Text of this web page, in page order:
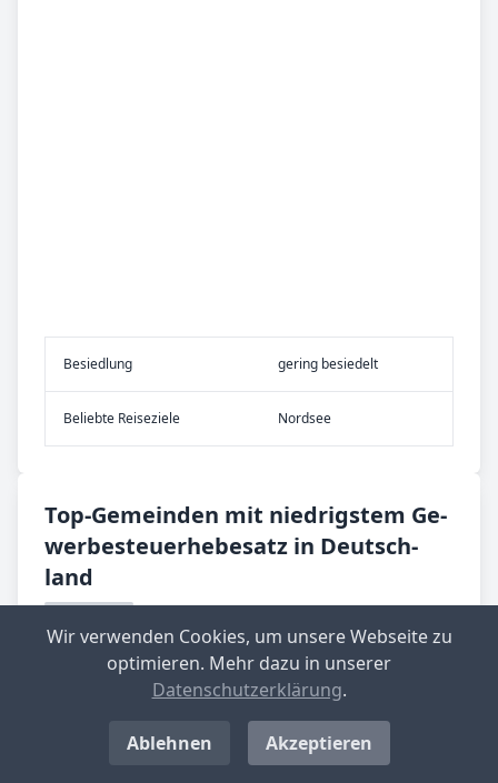
Be­sied­lung gering besiedelt
Be­lieb­te Rei­se­zie­le Nordsee
Top-­Ge­mein­den mit nied­rig­stem Ge­
wer­be­steu­er­he­be­satz in Deutsch­
land
Langenwolschendorf
Aktueller Hebesatz: 200 %
Standort-Informationen aufrufen
Großbockedra
Aktueller Hebesatz: 220 %
Wir verwenden Cookies, um unsere Webseite zu
optimieren. Mehr dazu in unserer
Datenschutzerklärung.
Ablehnen Akzeptieren